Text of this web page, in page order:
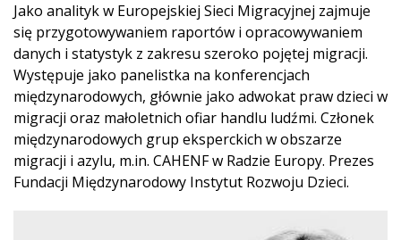
Jako analityk w Europejskiej Sieci Migracyjnej zajmuje
się przygotowywaniem raportów i opracowywaniem
danych i statystyk z zakresu szeroko pojętej migracji.
Występuje jako panelistka na konferencjach
międzynarodowych, głównie jako adwokat praw dzieci w
migracji oraz małoletnich ofiar handlu ludźmi. Członek
międzynarodowych grup eksperckich w obszarze
migracji i azylu, m.in. CAHENF w Radzie Europy. Prezes
Fundacji Międzynarodowy Instytut Rozwoju Dzieci.